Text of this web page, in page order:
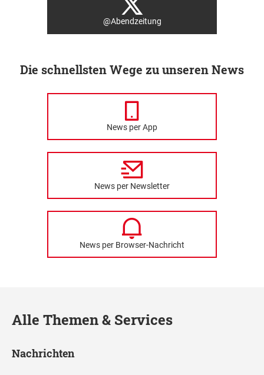
@Abendzeitung
Die schnellsten Wege zu unseren News
News per App
News per Newsletter
News per Browser-Nachricht
Alle Themen & Services
Nachrichten